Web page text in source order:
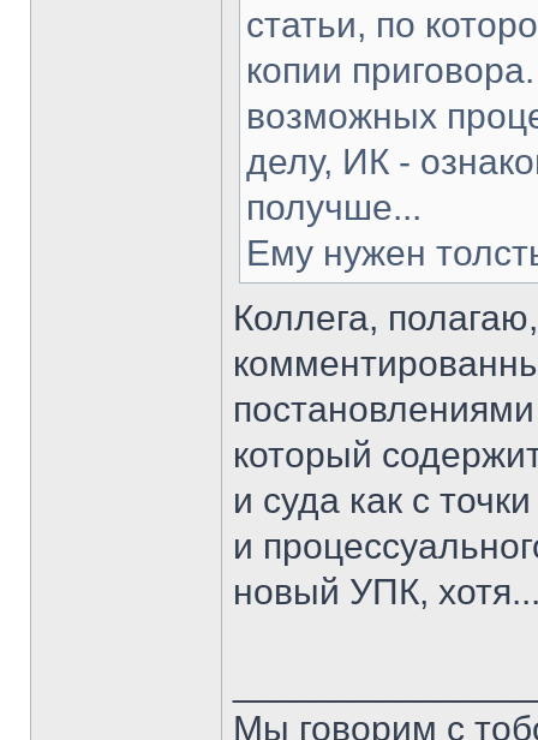
статьи, по
копии
возможных
делу, ИК -
получше...
Ему нужен
Коллега,
который
и суда как с
и
новый УПК,
Мы говорим с